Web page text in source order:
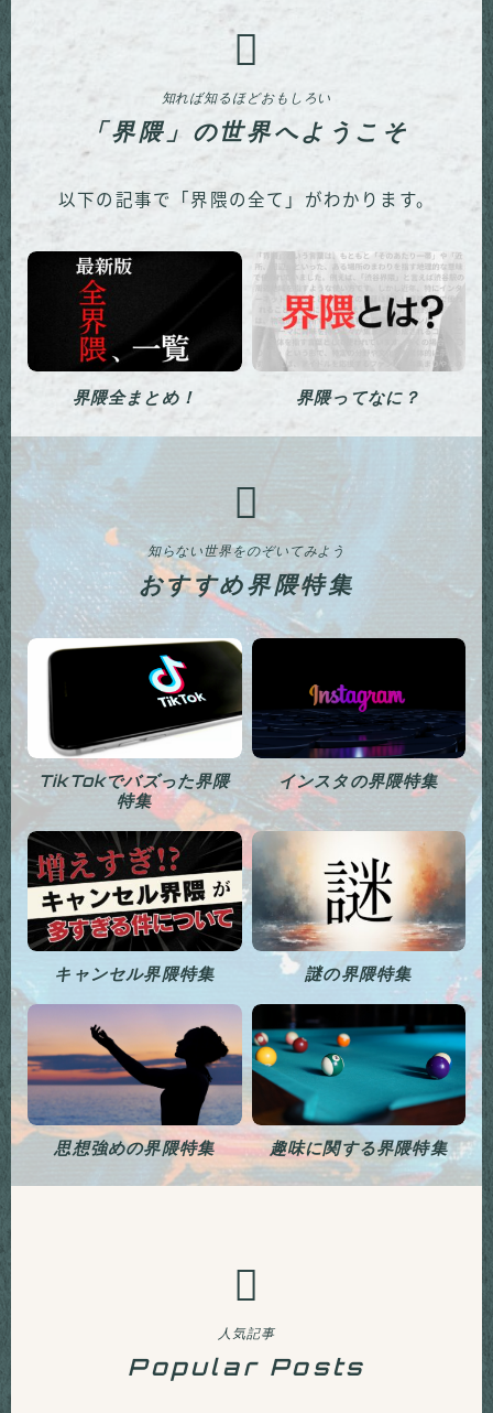
知れば知るほどおもしろい
「界隈」の世界へようこそ
以下の記事で「界隈の全て」がわかります。
界隈全まとめ！ 界隈ってなに？
知らない世界をのぞいてみよう
おすすめ界隈特集
TikTokでバズった界隈
特集
インスタの界隈特集
キャンセル界隈特集 謎の界隈特集
思想強めの界隈特集 趣味に関する界隈特集
人気記事
Popular Posts